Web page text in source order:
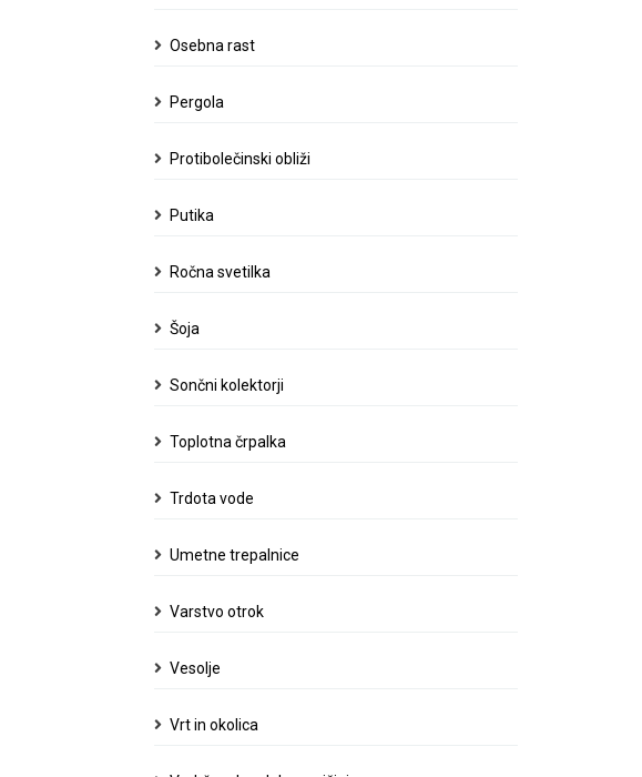
Osebna rast
Pergola
Protibolečinski obliži
Putika
Ročna svetilka
Šoja
Sončni kolektorji
Toplotna črpalka
Trdota vode
Umetne trepalnice
Varstvo otrok
Vesolje
Vrt in okolica